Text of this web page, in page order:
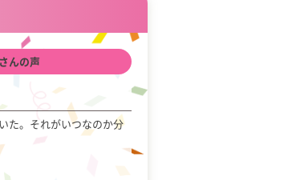
んの声
た。それがいつなのか分